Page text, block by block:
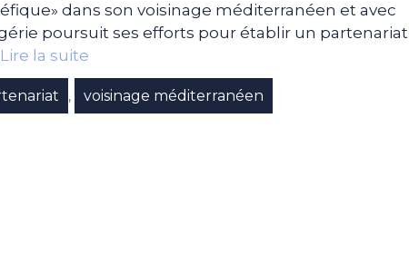
dans son voisinage méditerranéen et avec
poursuit ses efforts pour établir un partenariat
Lire la suite
, voisinage méditerranéen